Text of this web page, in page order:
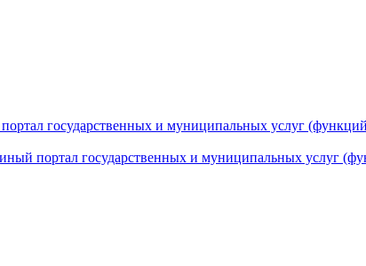
государственных и муниципальных услуг
портал государственных и муниципальных услуг